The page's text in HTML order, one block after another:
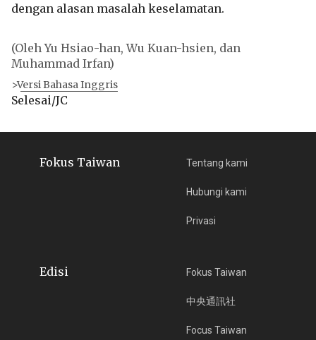
dengan alasan masalah keselamatan.
(Oleh Yu Hsiao-han, Wu Kuan-hsien, dan
Muhammad Irfan)
>Versi Bahasa Inggris
Selesai/JC
Fokus Taiwan Tentang kami
Hubungi kami
Privasi
Edisi Fokus Taiwan
中央通訊社
Focus Taiwan